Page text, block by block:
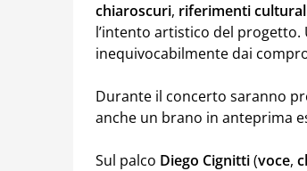
chiaroscuri, riferimenti
l’intento artistico del
inequivocabilmente dai
Durante il concerto saranno
anche un brano in anteprima
Sul palco Diego Cignitti(voce,